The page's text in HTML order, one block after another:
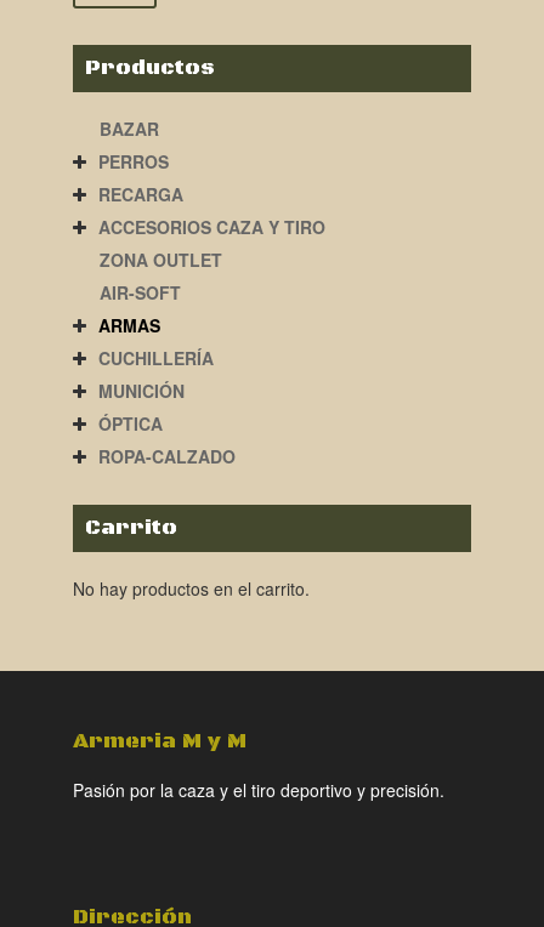
Productos
BAZAR
PERROS
RECARGA
ACCESORIOS CAZA Y TIRO
ZONA OUTLET
AIR-SOFT
ARMAS
CUCHILLERÍA
MUNICIÓN
ÓPTICA
ROPA-CALZADO
Carrito
No hay productos en el carrito.
Armeria M y M
Pasión por la caza y el tiro deportivo y precisión.
Dirección